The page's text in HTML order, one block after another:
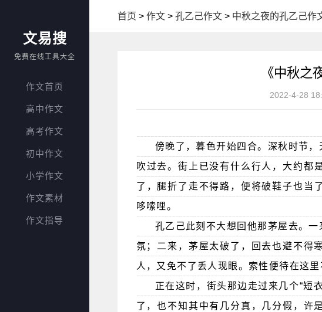
文易搜
免费在线工具大全
作文首页
高中作文
高考作文
初中作文
小学作文
作文素材
作文指导
首页 > 作文> 孔乙己作文> 中秋之夜的孔乙己作
《中秋之
2022-4-28
傍晚了，暮色开始四合。深秋时节
吹过去。街上已没有什么行人，大约
了，腿折了走不得路，便将破鞋子也
哆嗦哩。
孔乙己此刻不大想回他那茅屋去。
氛；二来，茅屋太破了，回去也避不得
人，又免不了丢人现眼。索性便待在这里
正在这时，街头那边走过来几个“短
了，也不知其中有几分真，几分假，许